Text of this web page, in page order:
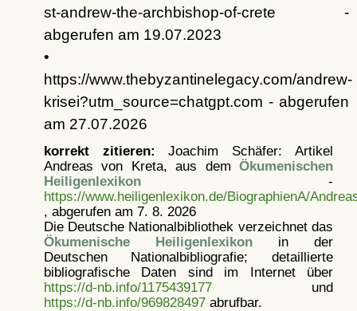
st-andrew-the-archbishop-of-crete -
abgerufen am 19.07.2023
•
https://www.thebyzantinelegacy.com/andrew-
krisei?utm_source=chatgpt.com - abgerufen
am 27.07.2026
korrekt zitieren: Joachim Schäfer: Artikel
Andreas von Kreta, aus dem Ökumenischen
Heiligenlexikon-
https://www.heiligenlexikon.de/BiographienA/
, abgerufen am 7. 8. 2026
Die Deutsche Nationalbibliothek verzeichnet das
Ökumenische Heiligenlexikonin der
Deutschen Nationalbibliografie; detaillierte
bibliografische Daten sind im Internet über
https://d-nb.info/1175439177und
https://d-nb.info/969828497abrufbar.